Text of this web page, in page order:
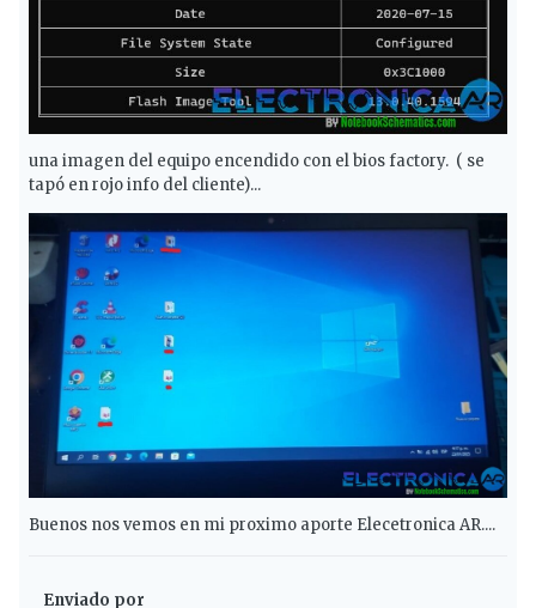
una imagen del equipo encendido con el bios factory. ( se
tapó en rojo info del cliente)...
Buenos nos vemos en mi proximo aporte Elecetronica AR....
Enviado por